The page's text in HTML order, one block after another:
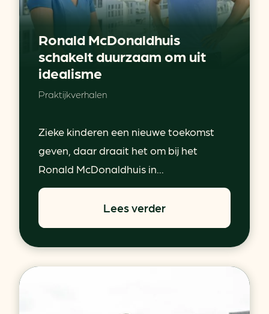
Ronald McDonaldhuis
schakelt duurzaam om uit
idealisme
Praktijkverhalen
Zieke kinderen een nieuwe toekomst
geven, daar draait het om bij het
Ronald McDonaldhuis in...
Lees verder